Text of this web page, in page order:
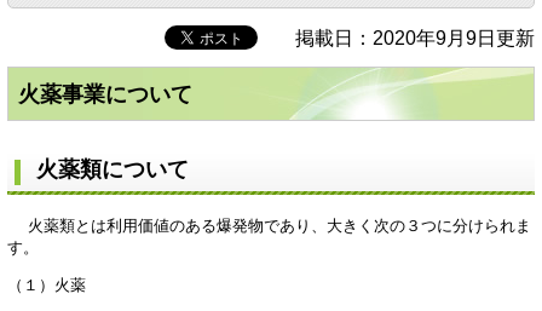
掲載日：2020年9月9日更新
火薬事業について
火薬類について
火薬類とは利用価値のある爆発物であり、大きく次の３つに分けられま
す。
（１）火薬